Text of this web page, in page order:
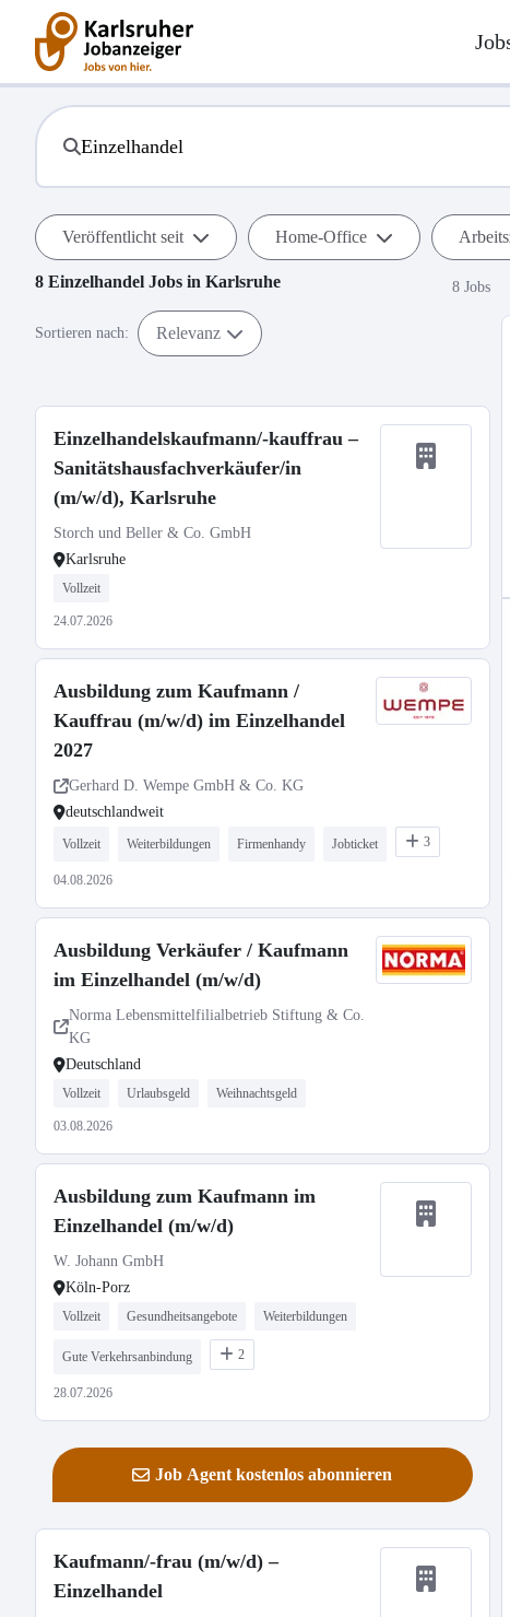
Veröffentlicht seit Home-Office
8 Einzelhandel Jobs in Karlsruhe 8 Jobs
Sortieren nach: Relevanz
Einzelhandelskaufmann/-kauffrau –
Sanitätshausfachverkäufer/in
(m/w/d), Karlsruhe
Storch und Beller & Co. GmbH
Karlsruhe
Vollzeit
24.07.2026
Ausbildung zum Kaufmann /
Kauffrau (m/w/d) im Einzelhandel
2027
Gerhard D. Wempe GmbH & Co. KG
deutschlandweit
Vollzeit Weiterbildungen Firmenhandy Jobticket 3
04.08.2026
Ausbildung Verkäufer / Kaufmann
im Einzelhandel (m/w/d)
Norma Lebensmittelfilialbetrieb Stiftung & Co.
KG
Deutschland
Vollzeit Urlaubsgeld Weihnachtsgeld
03.08.2026
Ausbildung zum Kaufmann im
Einzelhandel (m/w/d)
W. Johann GmbH
Köln-Porz
Vollzeit Gesundheitsangebote Weiterbildungen
Gute Verkehrsanbindung 2
28.07.2026
Job Agent kostenlos abonnieren
Kaufmann/-frau (m/w/d) –
Einzelhandel